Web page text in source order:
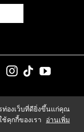
ท่องเว็บที่ดียิ่งขึ้นแก่คุณ
คุกกี้ของเรา
อ่านเพิ่ม